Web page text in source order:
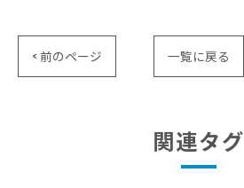
< 前のページ 一覧に戻る
関連タグ